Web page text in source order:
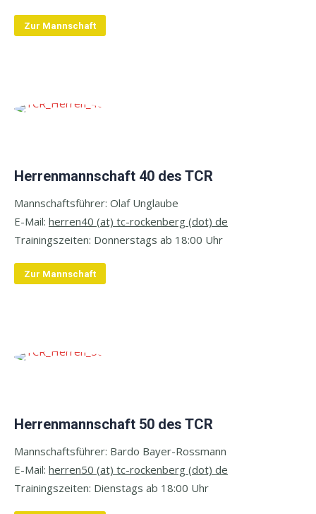
Zur Mannschaft
Herrenmannschaft 40 des TCR
Mannschaftsführer: Olaf Unglaube
E-Mail: herren40 (at) tc-rockenberg (dot) de
Trainingszeiten: Donnerstags ab 18:00 Uhr
Zur Mannschaft
Herrenmannschaft 50 des TCR
Mannschaftsführer: Bardo Bayer-Rossmann
E-Mail: herren50 (at) tc-rockenberg (dot) de
Trainingszeiten: Dienstags ab 18:00 Uhr